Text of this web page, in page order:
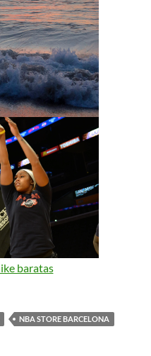
NBA STORE BARCELONA